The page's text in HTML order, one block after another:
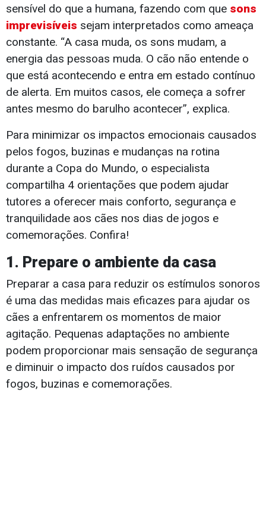
sensível do que a humana, fazendo com que sons
imprevisíveis sejam interpretados como ameaça
constante. “A casa muda, os sons mudam, a
energia das pessoas muda. O cão não entende o
que está acontecendo e entra em estado contínuo
de alerta. Em muitos casos, ele começa a sofrer
antes mesmo do barulho acontecer”, explica.
Para minimizar os impactos emocionais causados
pelos fogos, buzinas e mudanças na rotina
durante a Copa do Mundo, o especialista
compartilha 4 orientações que podem ajudar
tutores a oferecer mais conforto, segurança e
tranquilidade aos cães nos dias de jogos e
comemorações. Confira!
1. Prepare o ambiente da casa
Preparar a casa para reduzir os estímulos sonoros
é uma das medidas mais eficazes para ajudar os
cães a enfrentarem os momentos de maior
agitação. Pequenas adaptações no ambiente
podem proporcionar mais sensação de segurança
e diminuir o impacto dos ruídos causados por
fogos, buzinas e comemorações.